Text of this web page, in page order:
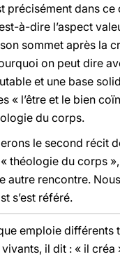
précisément dans
à-dire l’aspect
sommet après la
on peut dire
et une base
« l’être et le bien
du corps.
le second récit
théologie du corps
autre rencontre.
s’est référé.
emploie différents
il dit : « il créa